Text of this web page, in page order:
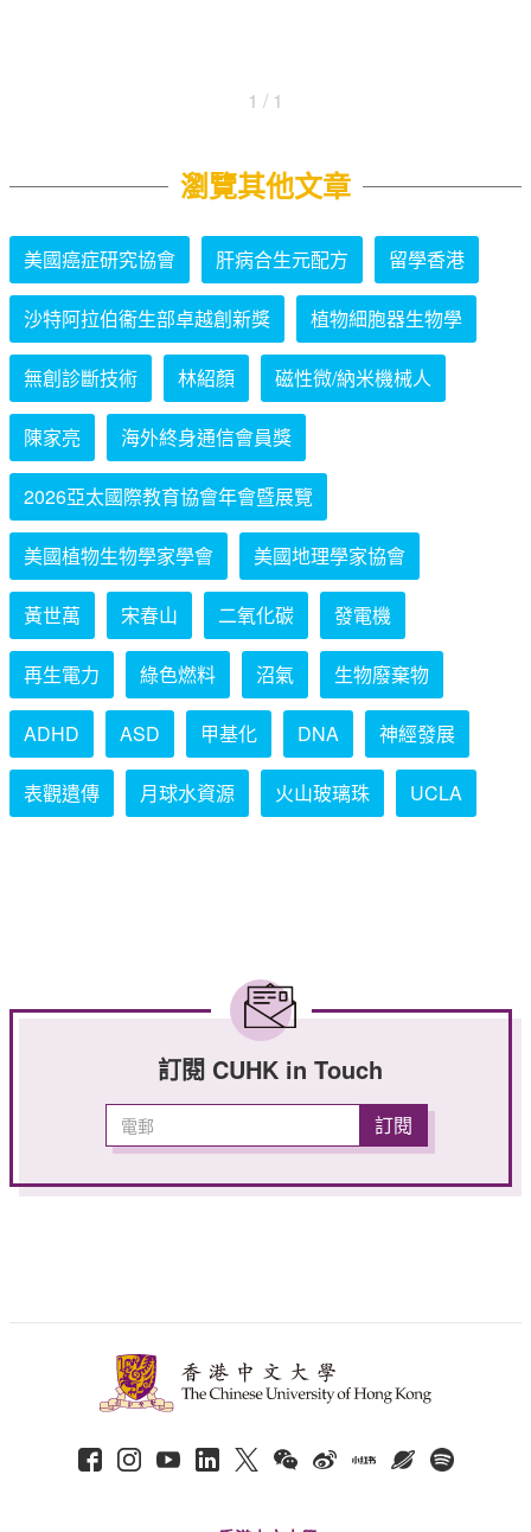
1 / 1
瀏覽其他文章
美國癌症研究協會 肝病合生元配方 留學香港
沙特阿拉伯衞生部卓越創新獎 植物細胞器生物學
無創診斷技術 林紹顏 磁性微/納米機械人
陳家亮 海外終身通信會員獎
2026亞太國際教育協會年會暨展覽
美國植物生物學家學會 美國地理學家協會
黃世萬 宋春山 二氧化碳 發電機
再生電力 綠色燃料 沼氣 生物廢棄物
ADHD ASD 甲基化 DNA 神經發展
表觀遺傳 月球水資源 火山玻璃珠 UCLA
訂閱 CUHK in Touch